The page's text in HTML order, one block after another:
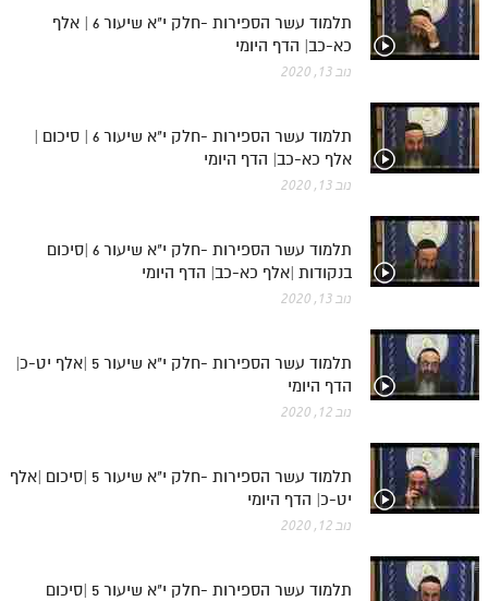
תלמוד עשר הספירות -חלק י"א שיעור 6 | אלף
כא-כב| הדף היומי
נוב 13, 2020
תלמוד עשר הספירות -חלק י"א שיעור 6 | סיכום |
אלף כא-כב| הדף היומי
נוב 13, 2020
תלמוד עשר הספירות -חלק י"א שיעור 6 |סיכום
בנקודות |אלף כא-כב| הדף היומי
נוב 13, 2020
תלמוד עשר הספירות -חלק י"א שיעור 5 |אלף יט-כ|
הדף היומי
נוב 12, 2020
תלמוד עשר הספירות -חלק י"א שיעור 5 |סיכום |אלף
יט-כ| הדף היומי
נוב 12, 2020
תלמוד עשר הספירות -חלק י"א שיעור 5 |סיכום